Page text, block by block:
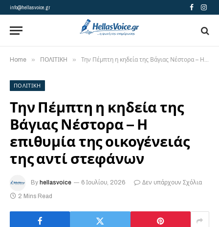
info@hellasvoice.gr Facebook
Home » ΠΟΛΙΤΙΚΗ » Την Πέμπτη η κηδεία της Βάγιας Νέστορα – Η επιθυμία της οικογένειάς της αντί στεφάνων
ΠΟΛΙΤΙΚΗ
Την Πέμπτη η κηδεία της
Βάγιας Νέστορα – Η
επιθυμία της οικογένειάς
της αντί στεφάνων
By hellasvoice 6 Ιουλίου, 2026
Δεν υπάρχουν Σχόλια
2 Mins Read